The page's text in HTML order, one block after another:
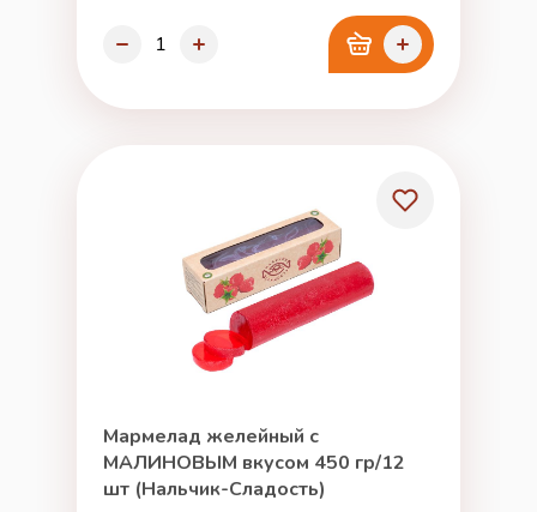
Мармелад желейный с
МАЛИНОВЫМ вкусом 450 гр/12
шт (Нальчик-Сладость)